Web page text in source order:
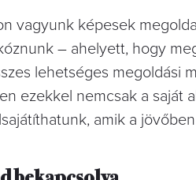
vagyunk képesek
– ahelyett, hogy
lehetséges megoldási
ezekkel nemcsak a
amik a